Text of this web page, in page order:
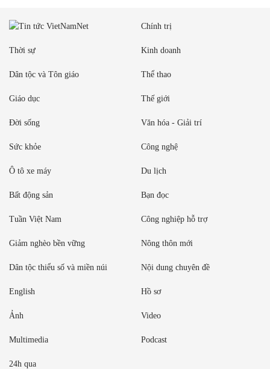
Chính trị
Thời sự Kinh doanh
Dân tộc và Tôn giáo Thể thao
Giáo dục Thế giới
Đời sống Văn hóa - Giải trí
Sức khỏe Công nghệ
Ô tô xe máy Du lịch
Bất động sản Bạn đọc
Tuần Việt Nam Công nghiệp hỗ trợ
Giảm nghèo bền vững Nông thôn mới
Dân tộc thiểu số và miền núi Nội dung chuyên đề
English Hồ sơ
Ảnh Video
Multimedia Podcast
24h qua